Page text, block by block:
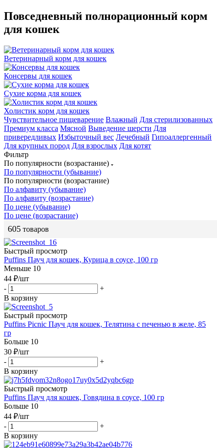
Повседневный полнорационный корм
для кошек
Ветеринарный корм для кошек
Консервы для кошек
Сухие корма для кошек
Холистик корм для кошек
Чувствительное пищеварение Влажный Для стерилизованных
Премиум класса Мясной Выведение шерсти Для
привередливых Избыточный вес Лечебный Гипоаллергенный
Для крупных пород Для взрослых Для котят
Фильтр
По популярности (возрастание)
По популярности (убывание)
По популярности (возрастание)
По алфавиту (убывание)
По алфавиту (возрастание)
По цене (убывание)
По цене (возрастание)
605 товаров
Быстрый просмотр
Puffins Пауч для кошек, Курица в соусе, 100 гр
Меньше 10
44 ₽/шт
-
+
В корзину
Быстрый просмотр
Puffins Picnic Пауч для кошек, Телятина с печенью в желе, 85
гр
Больше 10
30 ₽/шт
-
+
В корзину
Быстрый просмотр
Puffins Пауч для кошек, Говядина в соусе, 100 гр
Больше 10
44 ₽/шт
-
+
В корзину